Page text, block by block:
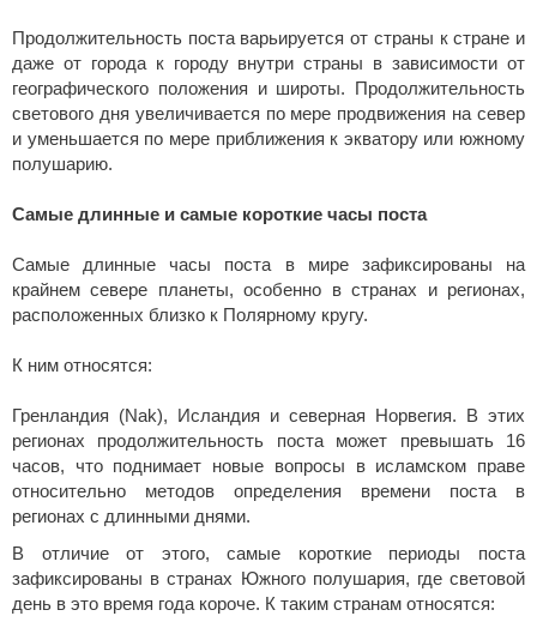
Продолжительность поста варьируется от страны к стране и
даже от города к городу внутри страны в зависимости от
географического положения и широты. Продолжительность
светового дня увеличивается по мере продвижения на север
и уменьшается по мере приближения к экватору или южному
полушарию.
Самые длинные и самые короткие часы поста
Самые длинные часы поста в мире зафиксированы на
крайнем севере планеты, особенно в странах и регионах,
расположенных близко к Полярному кругу.
К ним относятся:
Гренландия (Nak), Исландия и северная Норвегия. В этих
регионах продолжительность поста может превышать 16
часов, что поднимает новые вопросы в исламском праве
относительно методов определения времени поста в
регионах с длинными днями.
В отличие от этого, самые короткие периоды поста
зафиксированы в странах Южного полушария, где световой
день в это время года короче. К таким странам относятся: